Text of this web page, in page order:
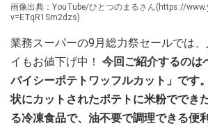
画像出典：YouTube/ひとつのまるさん(https://
v=ETqR1Sm2dzs)
業務スーパーの9月総力祭セールでは
イもお値下げ中！ 今回ご紹介するのは
パイシーポテトワッフルカット」です
状にカットされたポテトに米粉ででき
る冷凍食品で、油不要で調理できる便